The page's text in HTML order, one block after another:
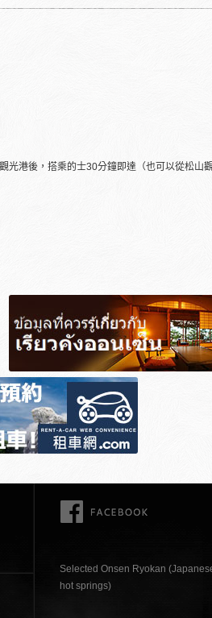
光港後，搭乘的士30分鐘即達（也可以從松山
Selected Onsen Ryokan
hot springs)